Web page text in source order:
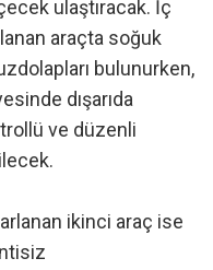
ulaştıracak. İç
araçta soğuk
bulunurken,
dışarıda
ve düzenli
ikinci araç ise